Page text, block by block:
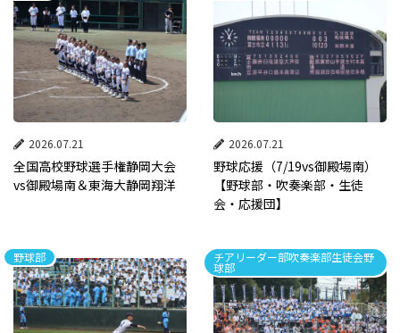
2026.07.21
全国高校野球選手権静岡大会
vs御殿場南＆東海大静岡翔洋
2026.07.21
野球応援（7/19vs御殿場南）
【野球部・吹奏楽部・生徒
会・応援団】
野球部 チアリーダー部吹奏楽部生徒会野
球部